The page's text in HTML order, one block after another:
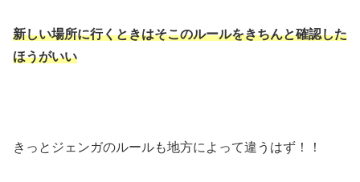
新しい場所に行くときはそこのルールをきちんと確認した
ほうがいい
きっとジェンガのルールも地方によって違うはず！！